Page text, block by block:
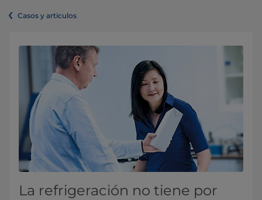
Casos y artículos
La refrigeración no tiene por